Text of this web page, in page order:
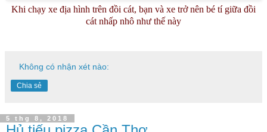
Khi chạy xe địa hình trên đồi cát, bạn và xe trở nên bé tí giữa đồi
cát nhấp nhô như thế này
Không có nhận xét nào:
Chia sẻ
5 thg 8, 2018